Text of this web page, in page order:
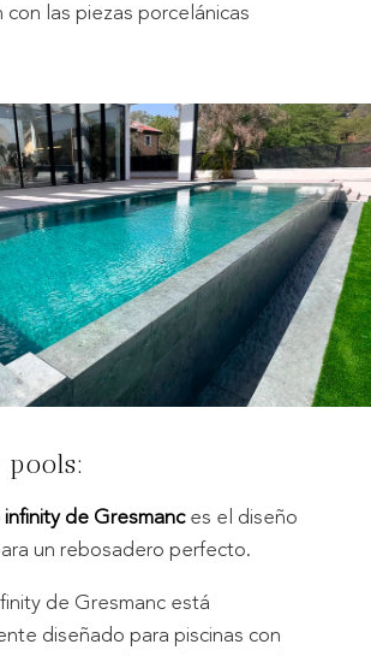
con las piezas porcelánicas
infinity de Gresmances el diseño
un rebosadero perfecto.
de Gresmanc está
diseñado para piscinas con